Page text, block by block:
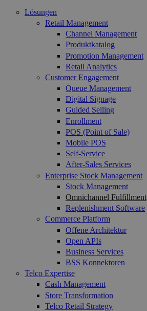
Lösungen
Retail Management
Channel Management
Produktkatalog
Promotion Management
Retail Analytics
Customer Engagement
Queue Management
Digital Signage
Guided Selling
Enrollment
POS (Point of Sale)
Mobile POS
Self-Service
After-Sales Services
Enterprise Stock Management
Stock Management
Omnichannel Fulfillment
Replenishment Software
Commerce Platform
Offene Architektur
Open APIs
Business Services
BSS Konnektoren
Telco Expertise
Cash Management
Store Transformation
Telco Retail Strategy